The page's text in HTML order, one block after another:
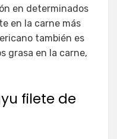
en determinados
en la carne más
también es
grasa en la carne,
filete de